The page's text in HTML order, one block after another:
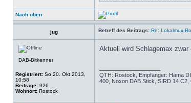
Nach oben
jug Betreff des Beitrags: Re: Lokalmux
DAB-Bitkenner
Registriert: So 20. Okt 2013,
10:58
Beiträge: 926
Wohnort: Rostock
Aktuell wird Schlagemax
QTH: Rostock, Empfänger: Hama
400, Noxon DAB Stick, SIRD 14